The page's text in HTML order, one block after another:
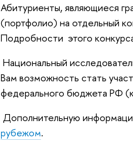
Абитуриенты, являющиеся
(портфолио) на отдельный
Подробности этого
Национальный
Вам возможность стать
федерального бюджета РФ
Дополнительную
рубежом.